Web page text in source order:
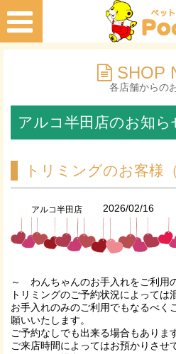
SHOP
各店舗からの
アルコ半田店のお知ら
トリミングのお客様
アルコ半田店 2026/02/16
～ わんちゃんのお手入れをご利用
トリミングのご予約状況によっては
お手入れのみのご利用でもなるべく
願いいたします。
ご予約なしでも出来る場合もありま
ご来店時間によってはお預かりさせ